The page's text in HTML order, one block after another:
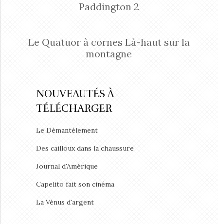
Paddington 2
Le Quatuor à cornes Là-haut sur la
montagne
NOUVEAUTÉS À
TÉLÉCHARGER
Le Démantèlement
Des cailloux dans la chaussure
Journal d'Amérique
Capelito fait son cinéma
La Vénus d'argent